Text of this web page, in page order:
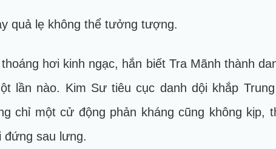
quả lẹ không thể tưởng tượng.
hơi kinh ngạc, hắn biết Tra Mãnh thành
lần nào. Kim Sư tiêu cục danh dội khắp
chỉ một cử động phản kháng cũng không kịp,
đứng sau lưng.